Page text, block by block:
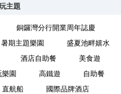
主題
銅鑼灣分行開業周年誌慶
暑期主題樂園
盛夏池畔嬉水
酒店自助餐
美食遊
樂園 高鐵遊
自助餐
直航船
國際品牌酒店